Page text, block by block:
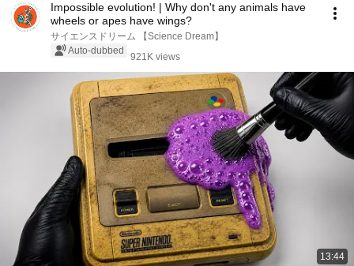
Impossible evolution! | Why don't any animals have
wheels or apes have wings?
サイエンスドリーム 【Science Dream】
Auto-dubbed
921K views
13:44